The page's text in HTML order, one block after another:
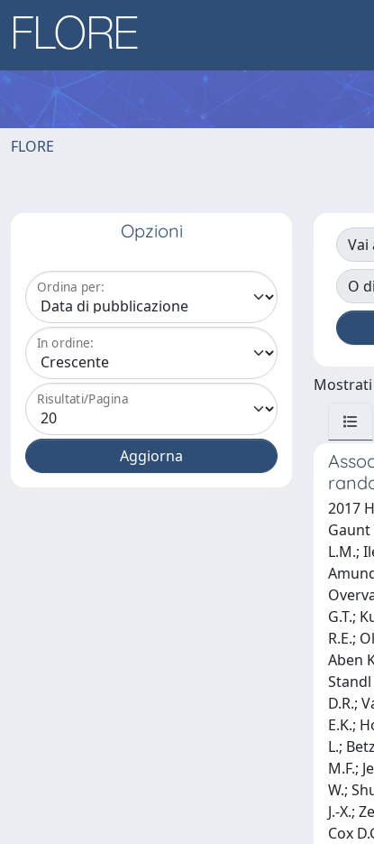
FLORE
Opzioni
Ordina per:
In ordine:
Risultati/Pagina
Vai
O
Mostrati
2017
Gaunt
L.M.;
G.T.;
R.E.;
Aben
Standl
D.R.;
E.K.;
L.;
M.F.;
W.;
J.-X.;
Cox